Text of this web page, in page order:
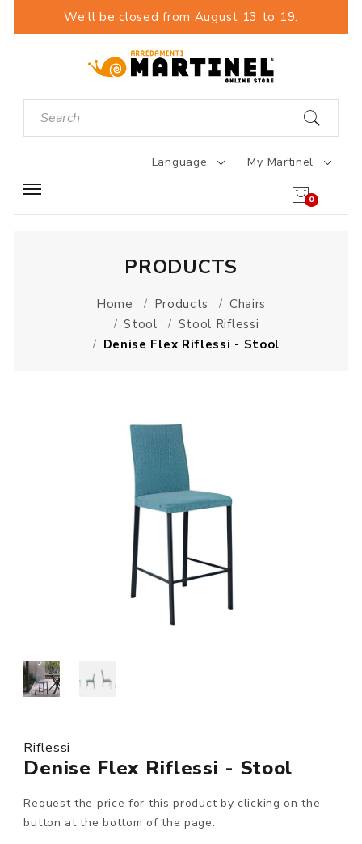
We’ll be closed from August 13 to 19.
Language My Martinel
0
PRODUCTS
Home Products
Chairs
Stool
Stool Riflessi
Denise Flex Riflessi - Stool
Riflessi
Denise Flex Riflessi - Stool
Request the price for this product by clicking on the
button at the bottom of the page.